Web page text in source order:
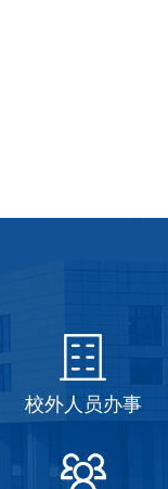
校外人员办事